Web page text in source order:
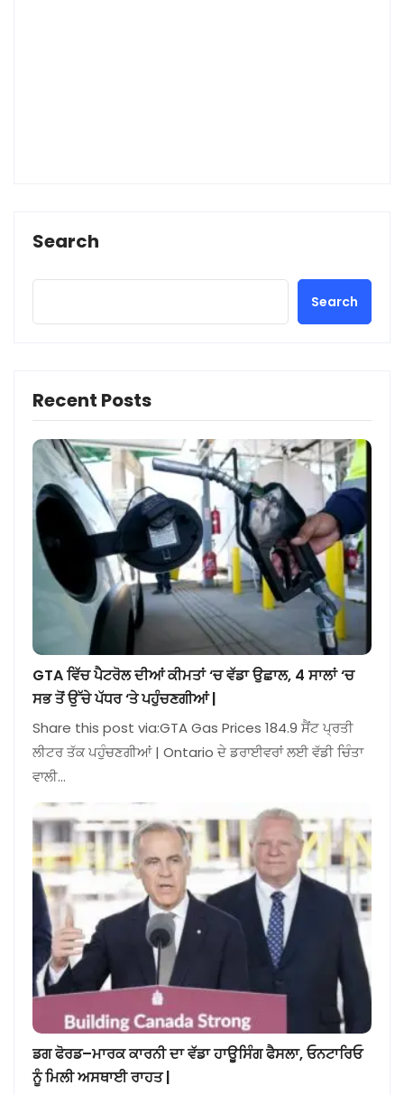
Search
Search
Recent Posts
GTA ਵਿੱਚ ਪੈਟਰੋਲ ਦੀਆਂ ਕੀਮਤਾਂ ‘ਚ ਵੱਡਾ ਉਛਾਲ, 4 ਸਾਲਾਂ ‘ਚ
ਸਭ ਤੋਂ ਉੱਚੇ ਪੱਧਰ ‘ਤੇ ਪਹੁੰਚਣਗੀਆਂ |
Share this post via:GTA Gas Prices 184.9 ਸੈਂਟ ਪ੍ਰਤੀ
ਲੀਟਰ ਤੱਕ ਪਹੁੰਚਣਗੀਆਂ | Ontario ਦੇ ਡਰਾਈਵਰਾਂ ਲਈ ਵੱਡੀ ਚਿੰਤਾ
ਵਾਲੀ…
ਡਗ ਫੋਰਡ–ਮਾਰਕ ਕਾਰਨੀ ਦਾ ਵੱਡਾ ਹਾਊਸਿੰਗ ਫੈਸਲਾ, ਓਨਟਾਰਿਓ
ਨੂੰ ਮਿਲੀ ਅਸਥਾਈ ਰਾਹਤ |